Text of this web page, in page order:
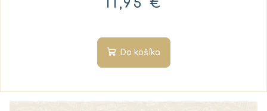
11,95 €
Do košíka